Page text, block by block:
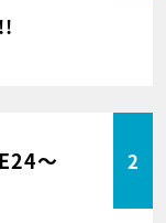
～ 2